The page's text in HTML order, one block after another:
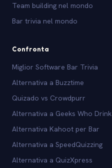
Team building nel mondo
Bar trivia nel mondo
Confronta
Miglior Software Bar Trivia
Alternativa a Buzztime
Quizado vs Crowdpurr
Alternativa a Geeks Who Drink
Alternativa Kahoot per Bar
Alternativa a SpeedQuizzing
Alternativa a QuizXpress